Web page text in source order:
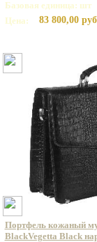
Базовая единица: шт
Цена:
83 800,00
Портфель кожаный
BlackVegetta Black